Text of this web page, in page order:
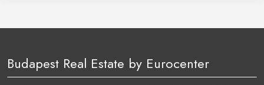
Budapest Real Estate by Eurocenter